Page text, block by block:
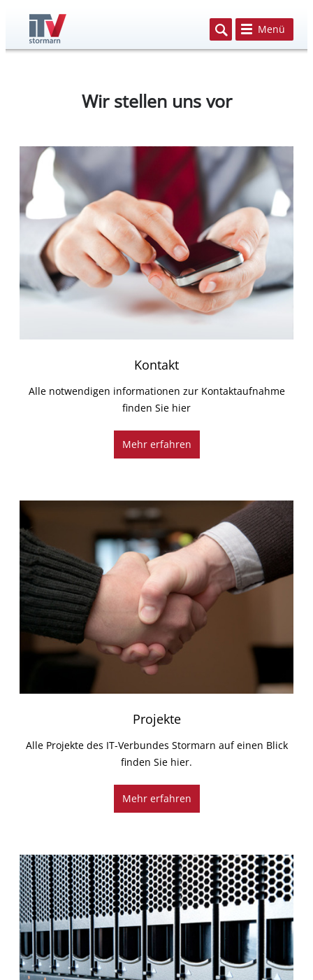
Menü
Wir stellen uns vor
Kontakt
Alle notwendigen informationen zur Kontaktaufnahme
finden Sie hier
Mehr erfahren
Projekte
Alle Projekte des IT-Verbundes Stormarn auf einen Blick
finden Sie hier.
Mehr erfahren